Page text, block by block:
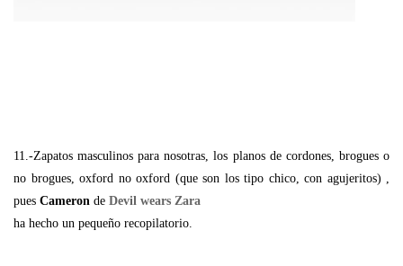
11.-Zapatos masculinos para nosotras, los planos de cordones, brogues o
no brogues, oxford no oxford (que son los tipo chico, con agujeritos) ,
pues Cameron de Devil wears Zara
ha hecho un pequeño recopilatorio.